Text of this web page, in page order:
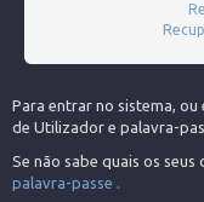
Para entrar no sistema,
de Utilizador e palavra-
Se não sabe quais os
palavra-passe .